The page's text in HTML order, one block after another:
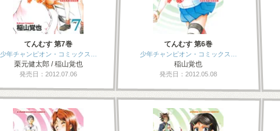
てんむす 第7巻
少年チャンピオン・コミックス…
栗元健太郎 / 稲山覚也
発売日：2012.07.06
てんむす 第6巻
少年チャンピオン・コミックス…
稲山覚也
発売日：2012.05.08